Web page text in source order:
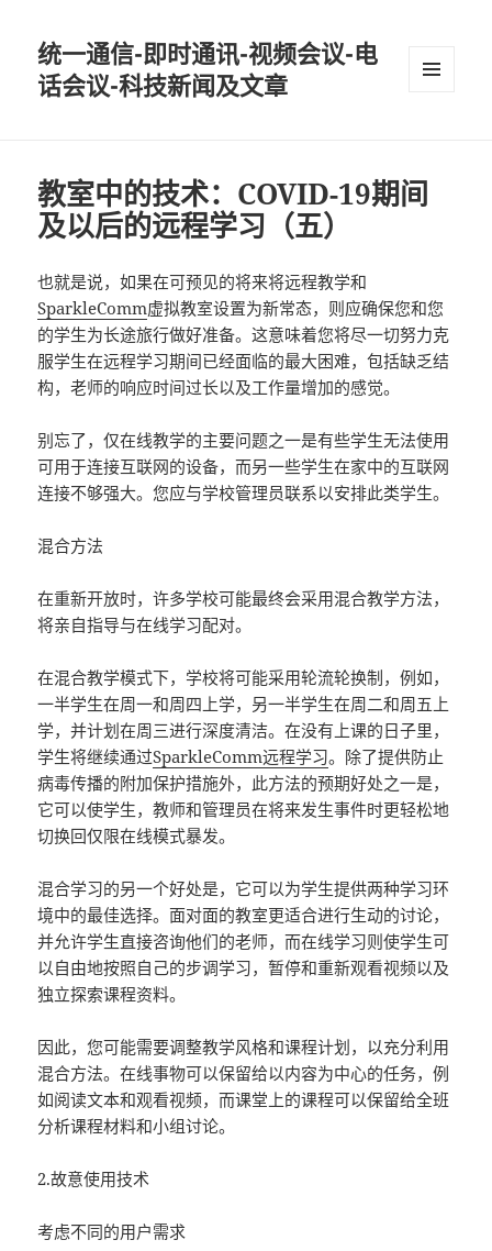
统一通信-即时通讯-视频会议-电
话会议-科技新闻及文章
教室中的技术：COVID-19期间
及以后的远程学习（五）
也就是说，如果在可预见的将来将远程教学和
SparkleComm虚拟教室设置为新常态，则应确保您和您
的学生为长途旅行做好准备。这意味着您将尽一切努力克
服学生在远程学习期间已经面临的最大困难，包括缺乏结
构，老师的响应时间过长以及工作量增加的感觉。
别忘了，仅在线教学的主要问题之一是有些学生无法使用
可用于连接互联网的设备，而另一些学生在家中的互联网
连接不够强大。您应与学校管理员联系以安排此类学生。
混合方法
在重新开放时，许多学校可能最终会采用混合教学方法，
将亲自指导与在线学习配对。
在混合教学模式下，学校将可能采用轮流轮换制，例如，
一半学生在周一和周四上学，另一半学生在周二和周五上
学，并计划在周三进行深度清洁。在没有上课的日子里，
学生将继续通过SparkleComm远程学习。除了提供防止
病毒传播的附加保护措施外，此方法的预期好处之一是，
它可以使学生，教师和管理员在将来发生事件时更轻松地
切换回仅限在线模式暴发。
混合学习的另一个好处是，它可以为学生提供两种学习环
境中的最佳选择。面对面的教室更适合进行生动的讨论，
并允许学生直接咨询他们的老师，而在线学习则使学生可
以自由地按照自己的步调学习，暂停和重新观看视频以及
独立探索课程资料。
因此，您可能需要调整教学风格和课程计划，以充分利用
混合方法。在线事物可以保留给以内容为中心的任务，例
如阅读文本和观看视频，而课堂上的课程可以保留给全班
分析课程材料和小组讨论。
2.故意使用技术
考虑不同的用户需求